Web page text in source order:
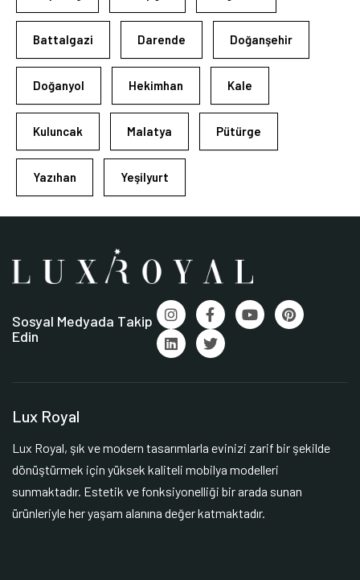
Battalgazi Darende Doğanşehir
Doğanyol Hekimhan Kale
Kuluncak Malatya Pütürge
Yazıhan Yeşilyurt
Sosyal Medyada Takip
Edin
Lux Royal
Lux Royal, şık ve modern tasarımlarla evinizi zarif bir şekilde
dönüştürmek için yüksek kaliteli mobilya modelleri
sunmaktadır. Estetik ve fonksiyonelliği bir arada sunan
ürünleriyle her yaşam alanına değer katmaktadır.